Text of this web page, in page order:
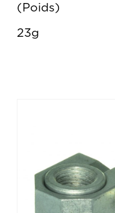
Poids
23g